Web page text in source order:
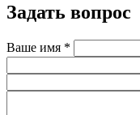
Задать вопрос
Ваше имя *